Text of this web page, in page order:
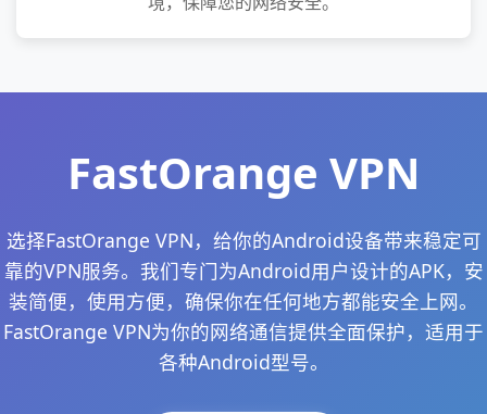
FastOrange VPN
选择FastOrange VPN，给你的Android设备带来稳定可
靠的VPN服务。我们专门为Android用户设计的APK，安
装简便，使用方便，确保你在任何地方都能安全上网。
FastOrange VPN为你的网络通信提供全面保护，适用于
各种Android型号。